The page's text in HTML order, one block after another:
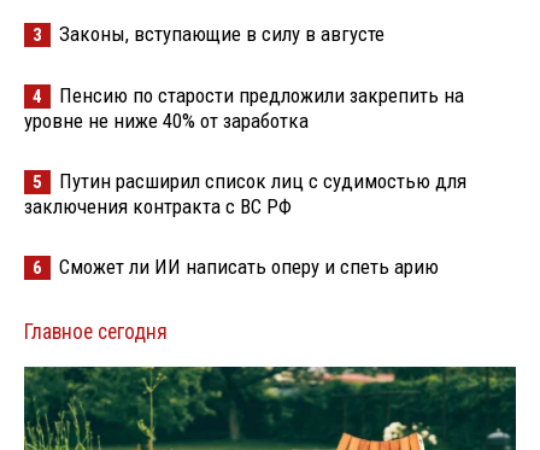
3 Законы, вступающие в силу в августе
4
Пенсию по старости предложили закрепить на
уровне не ниже 40% от заработка
5
Путин расширил список лиц с судимостью для
заключения контракта с ВС РФ
6 Сможет ли ИИ написать оперу и спеть арию
Главное сегодня